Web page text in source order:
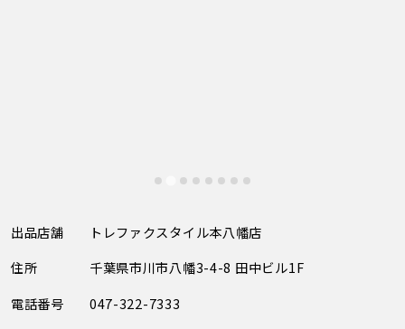
出品店舗
トレファクスタイル本八幡店
住所
千葉県市川市八幡3-4-8 田中ビル1F
電話番号
047-322-7333